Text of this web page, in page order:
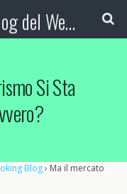
Booking Blog™ - Il blog del Web Marketing Turistico
Si Sta
Blog› Ma il mercato